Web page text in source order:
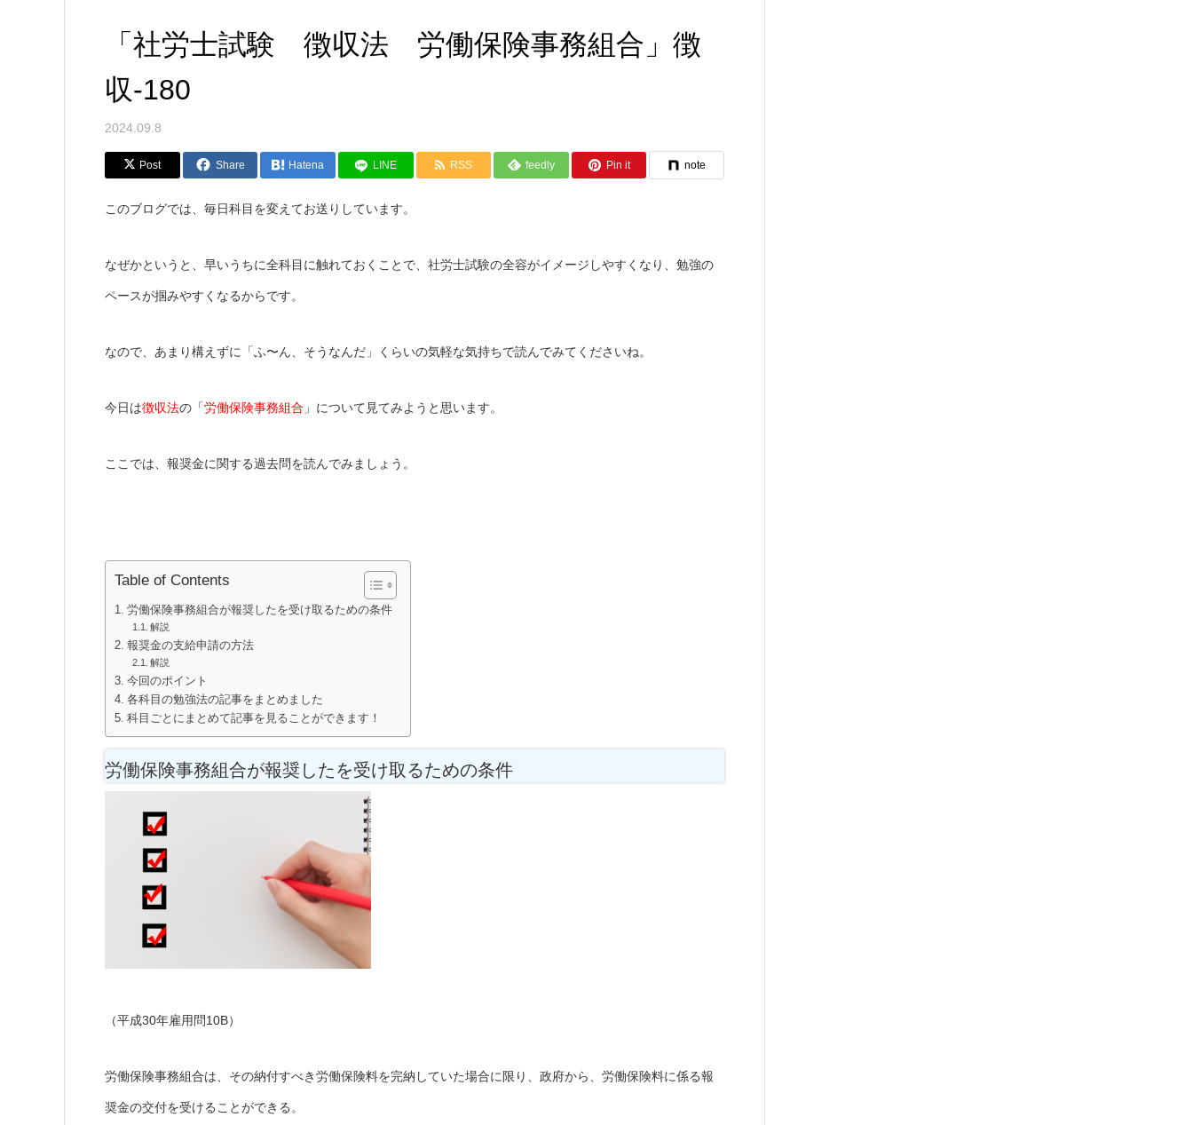
「社労士試験 徴収法 労働保険事務組合」徴
収-180
2024.09.8
Post Share Hatena LINE RSS feedly Pin it note
このブログでは、毎日科目を変えてお送りしています。
なぜかというと、早いうちに全科目に触れておくことで、社労士試験の全容がイメージしやすくなり、勉強の
ペースが掴みやすくなるからです。
なので、あまり構えずに「ふ〜ん、そうなんだ」くらいの気軽な気持ちで読んでみてくださいね。
今日は徴収法の「労働保険事務組合 」について見てみようと思います。
ここでは、報奨金に関する過去問を読んでみましょう。
Table of Contents
労働保険事務組合が報奨したを受け取るための条件
解説
報奨金の支給申請の方法
解説
今回のポイント
各科目の勉強法の記事をまとめました
科目ごとにまとめて記事を見ることができます！
労働保険事務組合が報奨したを受け取るための条件
（平成30年雇用問10B）
労働保険事務組合は、その納付すべき労働保険料を完納していた場合に限り、政府から、労働保険料に係る報
奨金の交付を受けることができる。